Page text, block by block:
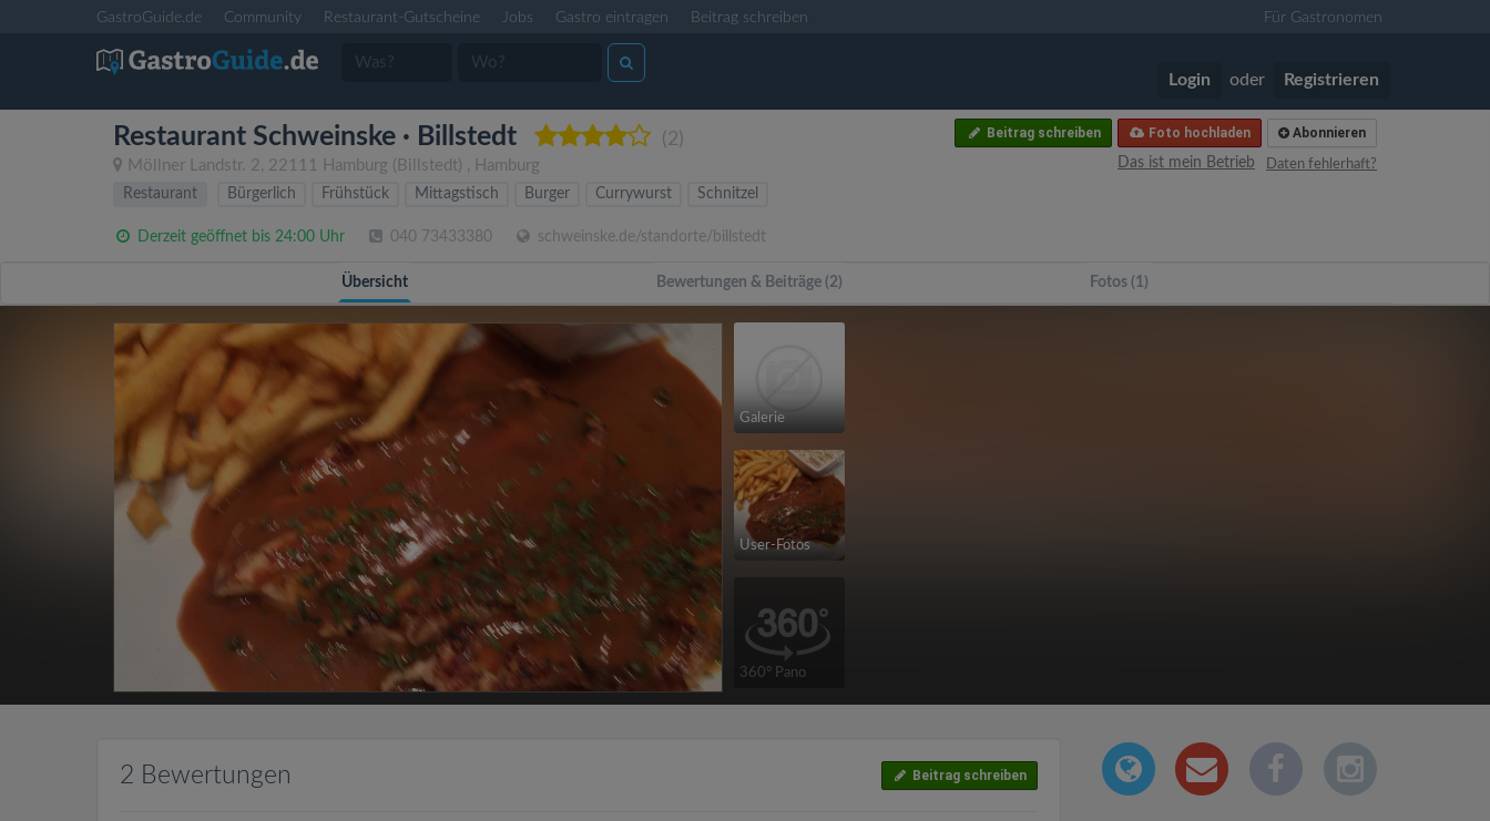
GastroGuide.de Community Restaurant-Gutscheine Jobs Gastro eintragen Beitrag schreiben Für Gastronomen
Login oder Registrieren
Restaurant Schweinske · Billstedt (2)
Möllner Landstr. 2, 22111 Hamburg (Billstedt) , Hamburg
Abonnieren
Foto hochladen
Beitrag schreiben
Daten fehlerhaft?
Das ist mein Betrieb
Restaurant
Bürgerlich Frühstück Mittagstisch Burger Currywurst Schnitzel
Derzeit geöffnet bis 24:00 Uhr 040 73433380 schweinske.de/standorte/billstedt
Übersicht Bewertungen & Beiträge (2) Fotos (1)
Galerie
User-Fotos
360° Pano
2 Bewertungen Beitrag schreiben